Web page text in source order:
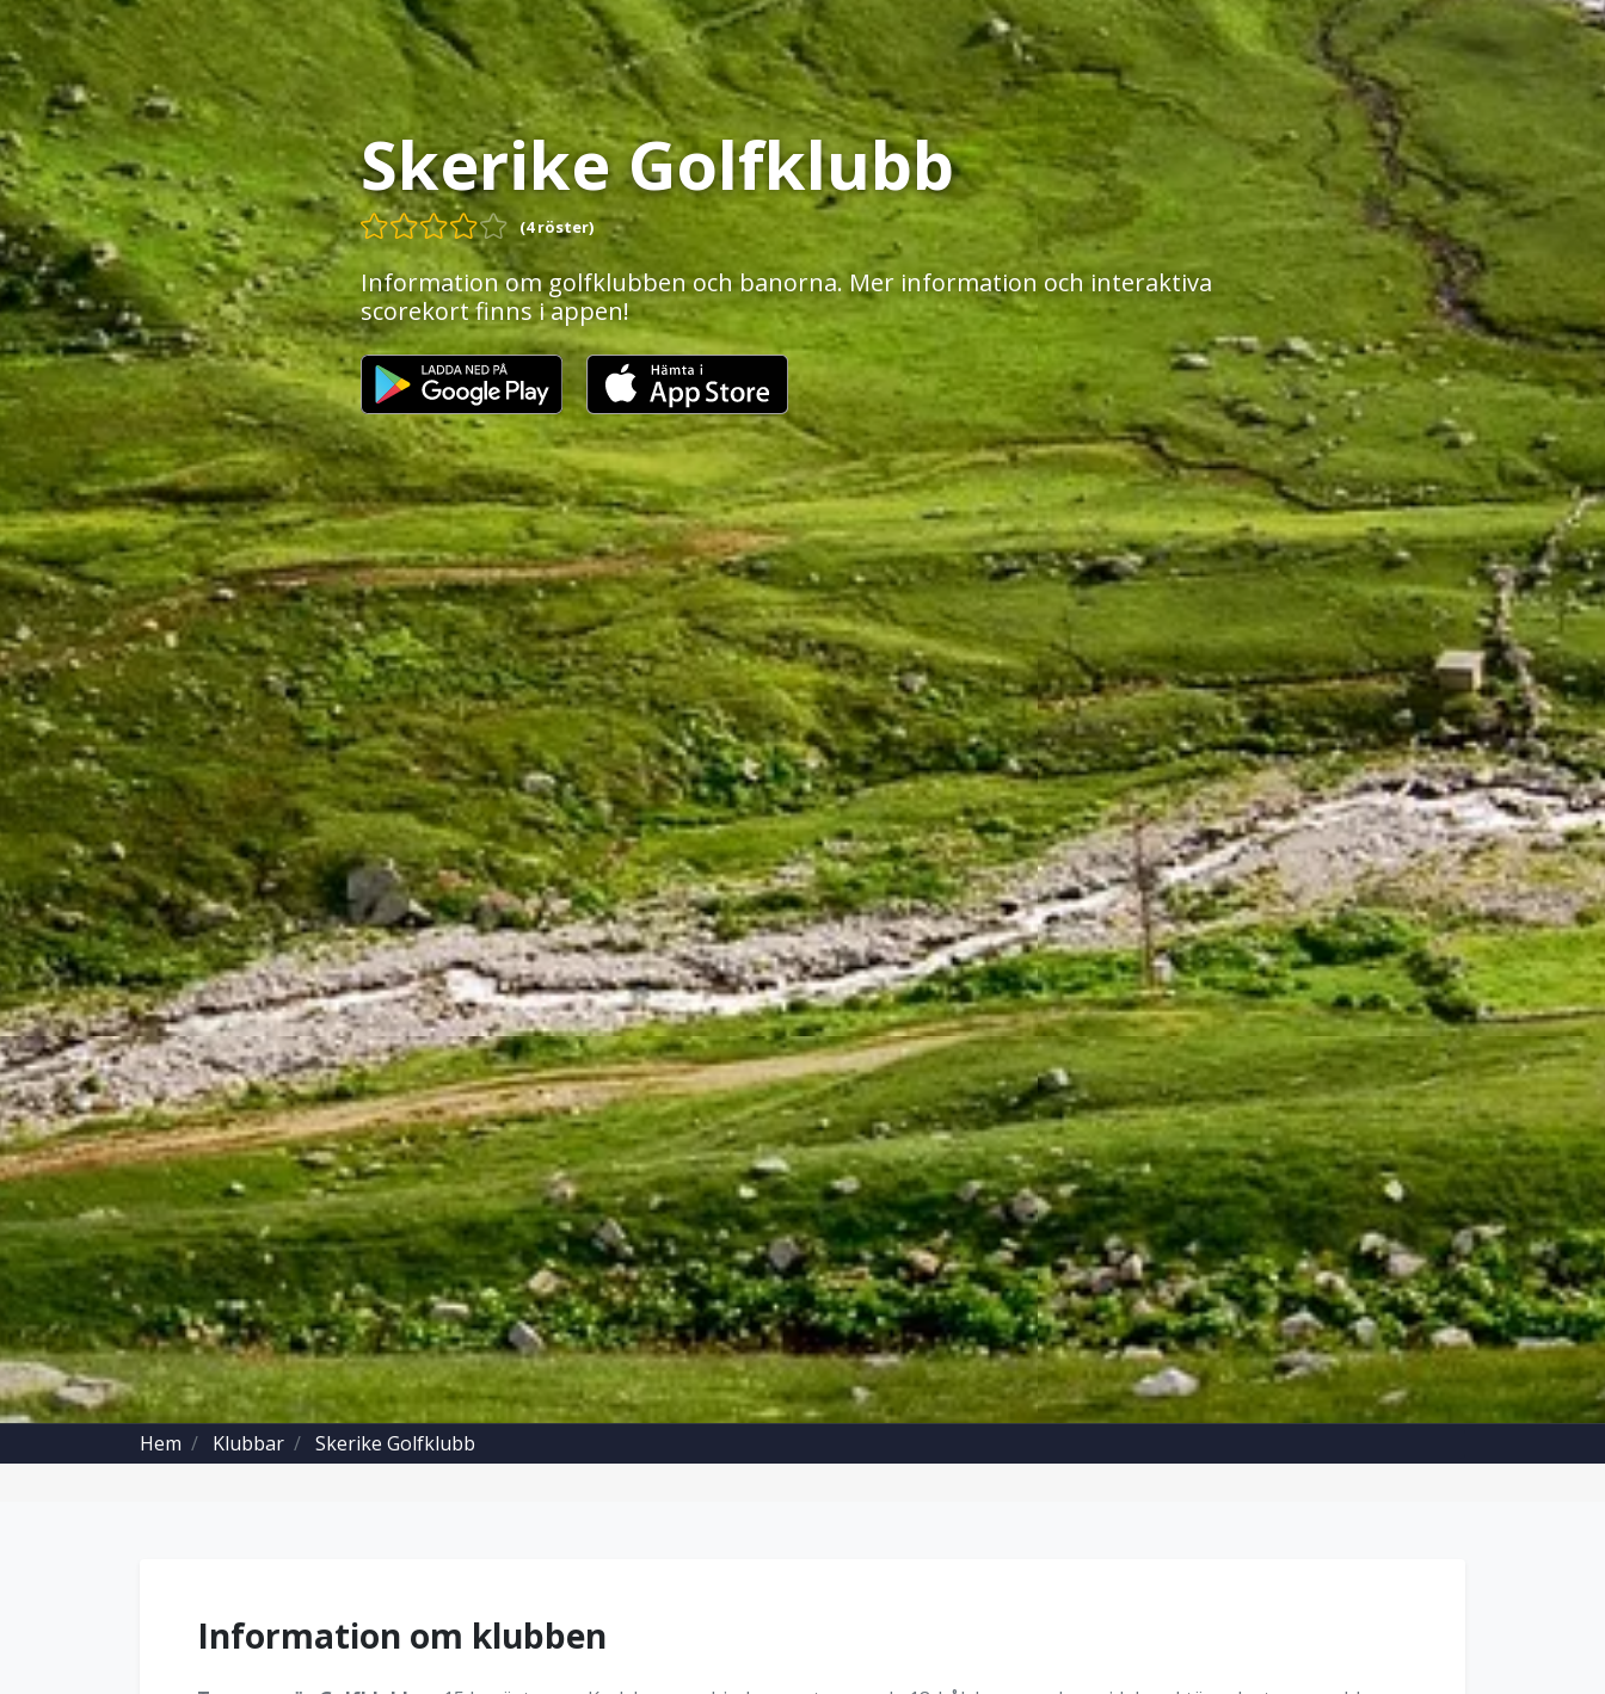
Skerike Golfklubb
(4 röster)
Information om golfklubben och banorna. Mer information och interaktiva
scorekort finns i appen!
Hem Klubbar Skerike Golfklubb
Information om klubben